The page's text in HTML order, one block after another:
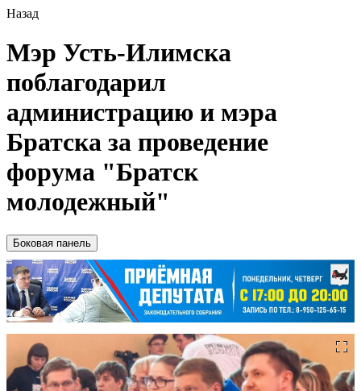
Назад
Мэр Усть-Илимска
поблагодарил
администрацию и мэра
Братска за проведение
форума "Братск
молодежный"
Боковая панель